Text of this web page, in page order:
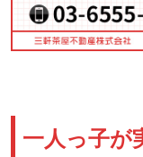
一人っ子が